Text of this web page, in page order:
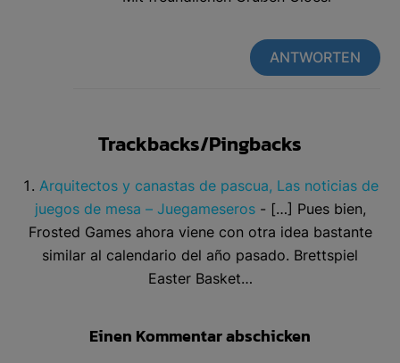
ANTWORTEN
Trackbacks/Pingbacks
Arquitectos y canastas de pascua, Las noticias de
juegos de mesa – Juegameseros- […] Pues bien,
Frosted Games ahora viene con otra idea bastante
similar al calendario del año pasado. Brettspiel
Easter Basket…
Einen Kommentar abschicken